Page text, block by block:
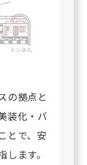
の拠点と
装化・バ
とで、安
ます。